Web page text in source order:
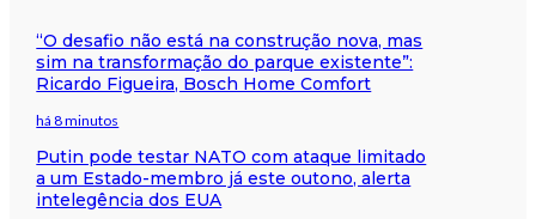
“O desafio não está na construção nova, mas
sim na transformação do parque existente”:
Ricardo Figueira, Bosch Home Comfort
há 8 minutos
Putin pode testar NATO com ataque limitado
a um Estado-membro já este outono, alerta
intelegência dos EUA